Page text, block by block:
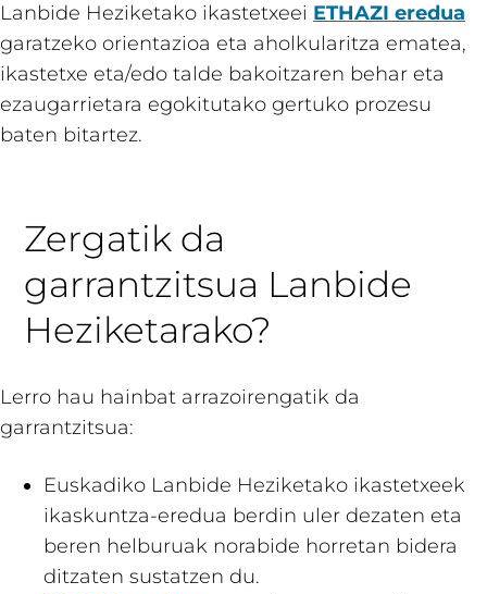
Lanbide Heziketako ikastetxeei ETHAZI eredua
garatzeko orientazioa eta aholkularitza ematea,
ikastetxe eta/edo talde bakoitzaren behar eta
ezaugarrietara egokitutako gertuko prozesu
baten bitartez.
Zergatik da
garrantzitsua Lanbide
Heziketarako?
Lerro hau hainbat arrazoirengatik da
garrantzitsua:
Euskadiko Lanbide Heziketako ikastetxeek
ikaskuntza-eredua berdin uler dezaten eta
beren helburuak norabide horretan bidera
ditzaten sustatzen du.